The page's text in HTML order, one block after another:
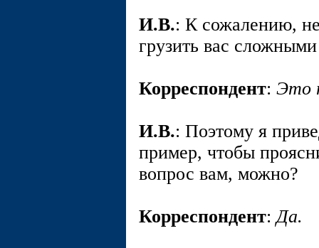
И.В.: К сожалению,
грузить вас
Корреспондент: Это
И.В.: Поэтому я
пример, чтобы
вопрос вам, можно?
Корреспондент:Да.